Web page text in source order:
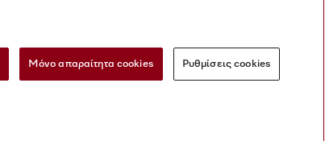
Μόνο απαραίτητα cookies Ρυθμίσεις cookies